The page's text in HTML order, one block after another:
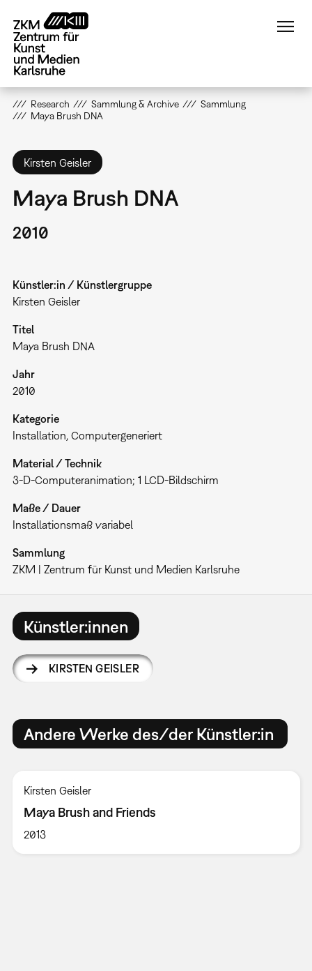
zum
Inhalt
Research Sammlung & Archive
Sammlung
Maya Brush DNA
Kirsten Geisler
Maya Brush DNA
2010
Künstler:in / Künstlergruppe
Kirsten Geisler
Titel
Maya Brush DNA
Jahr
2010
Kategorie
Installation Computergeneriert
Material / Technik
3-D-Computeranimation; 1 LCD-Bildschirm
Maße / Dauer
Installationsmaß variabel
Sammlung
ZKM | Zentrum für Kunst und Medien Karlsruhe
Künstler:innen
KIRSTEN GEISLER
Andere Werke des/der Künstler:in
Kirsten Geisler
Maya Brush and Friends
2013